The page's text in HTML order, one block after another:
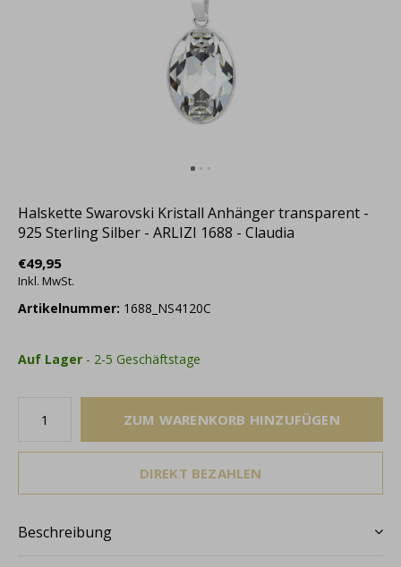
Halskette Swarovski Kristall Anhänger transparent -
925 Sterling Silber - ARLIZI 1688 - Claudia
€49,95
Inkl. MwSt.
Artikelnummer: 1688_NS4120C
Auf Lager - 2-5 Geschäftstage
ZUM WARENKORB HINZUFÜGEN
DIREKT BEZAHLEN
Beschreibung